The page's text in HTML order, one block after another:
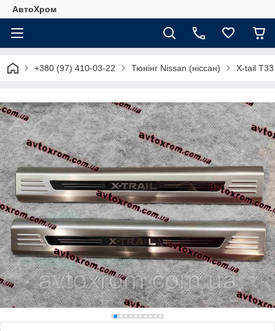
АвтоХром
+380 (97) 410-03-22 Тюнінг Nissan (ніссан) X-tail T33